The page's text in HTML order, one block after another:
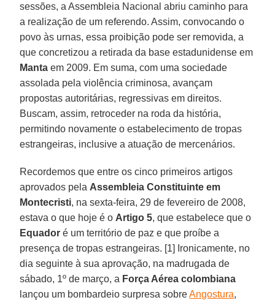
sessões, a Assembleia Nacional abriu caminho para
a realização de um referendo. Assim, convocando o
povo às urnas, essa proibição pode ser removida, a
que concretizou a retirada da base estadunidense em
Manta em 2009. Em suma, com uma sociedade
assolada pela violência criminosa, avançam
propostas autoritárias, regressivas em direitos.
Buscam, assim, retroceder na roda da história,
permitindo novamente o estabelecimento de tropas
estrangeiras, inclusive a atuação de mercenários.
Recordemos que entre os cinco primeiros artigos
aprovados pela Assembleia Constituinte em
Montecristi, na sexta-feira, 29 de fevereiro de 2008,
estava o que hoje é o Artigo 5, que estabelece que o
Equador é um território de paz e que proíbe a
presença de tropas estrangeiras. [1] Ironicamente, no
dia seguinte à sua aprovação, na madrugada de
sábado, 1º de março, a Força Aérea colombiana
lançou um bombardeio surpresa sobreAngostura,